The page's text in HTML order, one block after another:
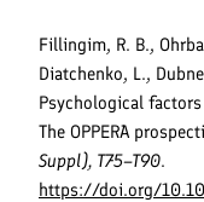
Fillingim, R. B.,
Diatchenko, L.,
Psychological
The OPPERA
Suppl), T75–T90.
https://doi.org/